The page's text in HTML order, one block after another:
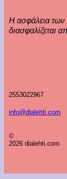
Η ασφάλεια
διασφαλίζεται
2553022967
info@dialehti.com
©
2026 dialehti.com